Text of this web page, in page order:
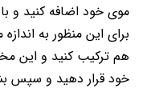
موی خود اضافه کنید
برای این منظور به
خود قرار دهید و سپس